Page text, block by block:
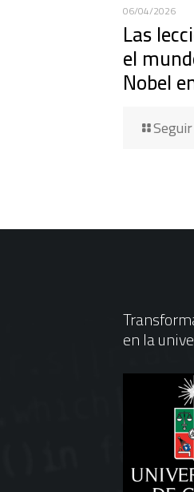
06/04/2026
Las
el
Nobel
en la